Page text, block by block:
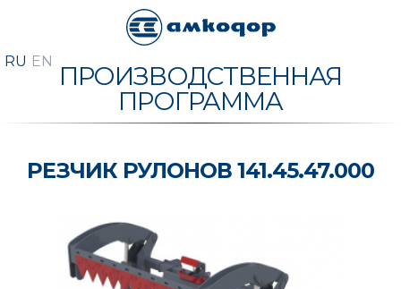
ПРОИЗВОДСТВЕННАЯ
ПРОГРАММА
РЕЗЧИК РУЛОНОВ 141.45.47.000